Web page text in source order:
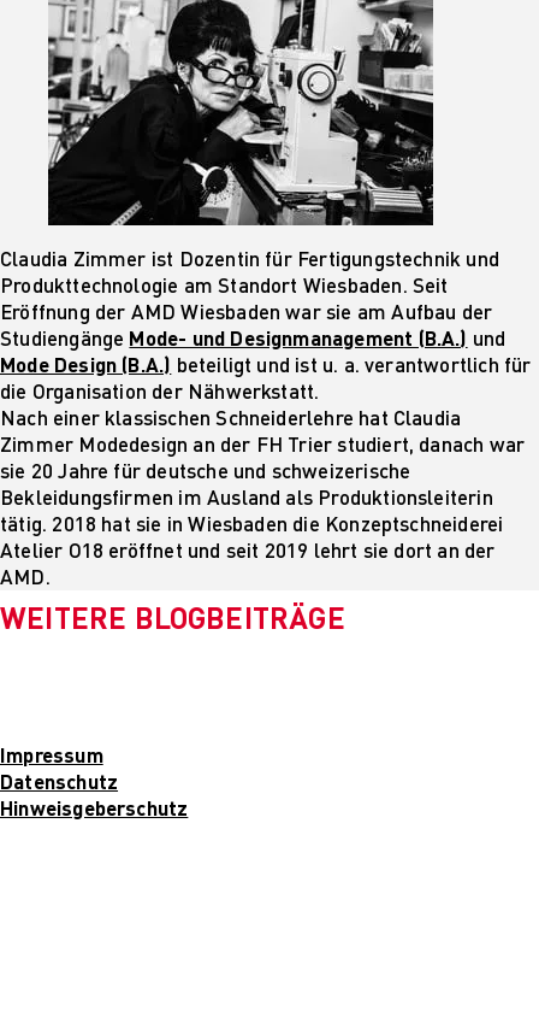
Claudia Zimmer ist Dozentin für Fertigungstechnik und
Produkttechnologie am Standort Wiesbaden. Seit
Eröffnung der AMD Wiesbaden war sie am Aufbau der
Studiengänge Mode- und Designmanagement (B.A.) und
Mode Design (B.A.) beteiligt und ist u. a. verantwortlich für
die Organisation der Nähwerkstatt.
Nach einer klassischen Schneiderlehre hat Claudia
Zimmer Modedesign an der FH Trier studiert, danach war
sie 20 Jahre für deutsche und schweizerische
Bekleidungsfirmen im Ausland als Produktionsleiterin
tätig. 2018 hat sie in Wiesbaden die Konzeptschneiderei
Atelier O18 eröffnet und seit 2019 lehrt sie dort an der
AMD.
WEITERE BLOGBEITRÄGE
Impressum
Datenschutz
Hinweisgeberschutz